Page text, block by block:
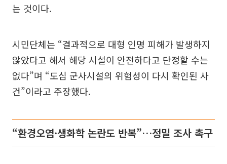
는 것이다.
시민단체는 “결과적으로 대형 인명 피해가 발생하지
않았다고 해서 해당 시설이 안전하다고 단정할 수는
없다”며 “도심 군사시설의 위험성이 다시 확인된 사
건”이라고 주장했다.
“환경오염·생화학 논란도 반복”…정밀 조사 촉구